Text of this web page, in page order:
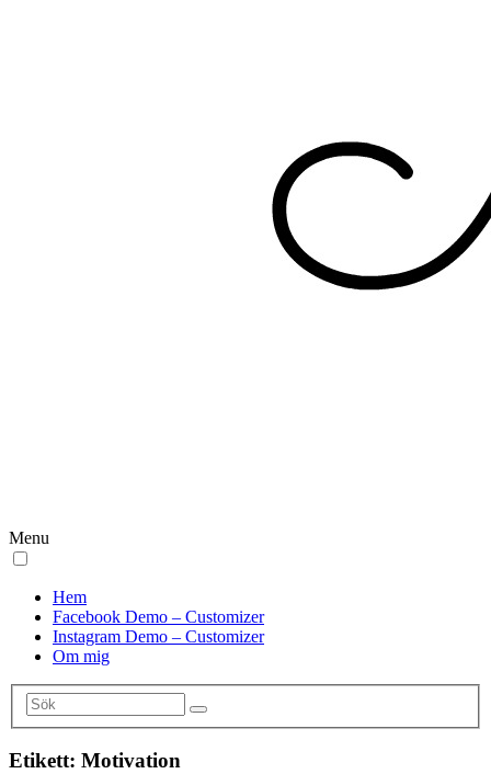
Menu
Hem
Facebook Demo – Customizer
Instagram Demo – Customizer
Om mig
Etikett: Motivation